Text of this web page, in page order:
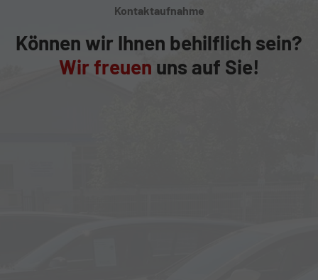
Kontaktaufnahme
Können wir Ihnen behilflich sein?
Wir freuen uns auf Sie!